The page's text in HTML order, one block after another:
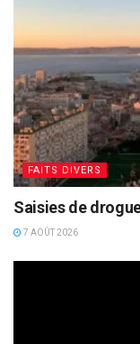
FAITS DIVERS
Saisies de
7 AOÛT 2026